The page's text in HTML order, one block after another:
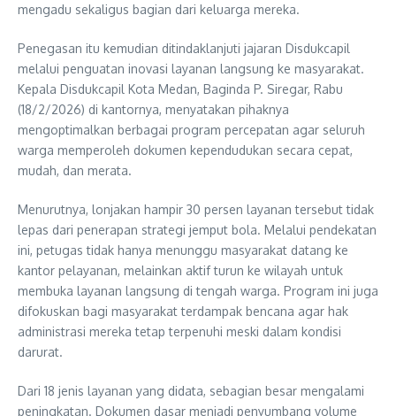
mengadu sekaligus bagian dari keluarga mereka.
Penegasan itu kemudian ditindaklanjuti jajaran Disdukcapil
melalui penguatan inovasi layanan langsung ke masyarakat.
Kepala Disdukcapil Kota Medan, Baginda P. Siregar, Rabu
(18/2/2026) di kantornya, menyatakan pihaknya
mengoptimalkan berbagai program percepatan agar seluruh
warga memperoleh dokumen kependudukan secara cepat,
mudah, dan merata.
Menurutnya, lonjakan hampir 30 persen layanan tersebut tidak
lepas dari penerapan strategi jemput bola. Melalui pendekatan
ini, petugas tidak hanya menunggu masyarakat datang ke
kantor pelayanan, melainkan aktif turun ke wilayah untuk
membuka layanan langsung di tengah warga. Program ini juga
difokuskan bagi masyarakat terdampak bencana agar hak
administrasi mereka tetap terpenuhi meski dalam kondisi
darurat.
Dari 18 jenis layanan yang didata, sebagian besar mengalami
peningkatan. Dokumen dasar menjadi penyumbang volume